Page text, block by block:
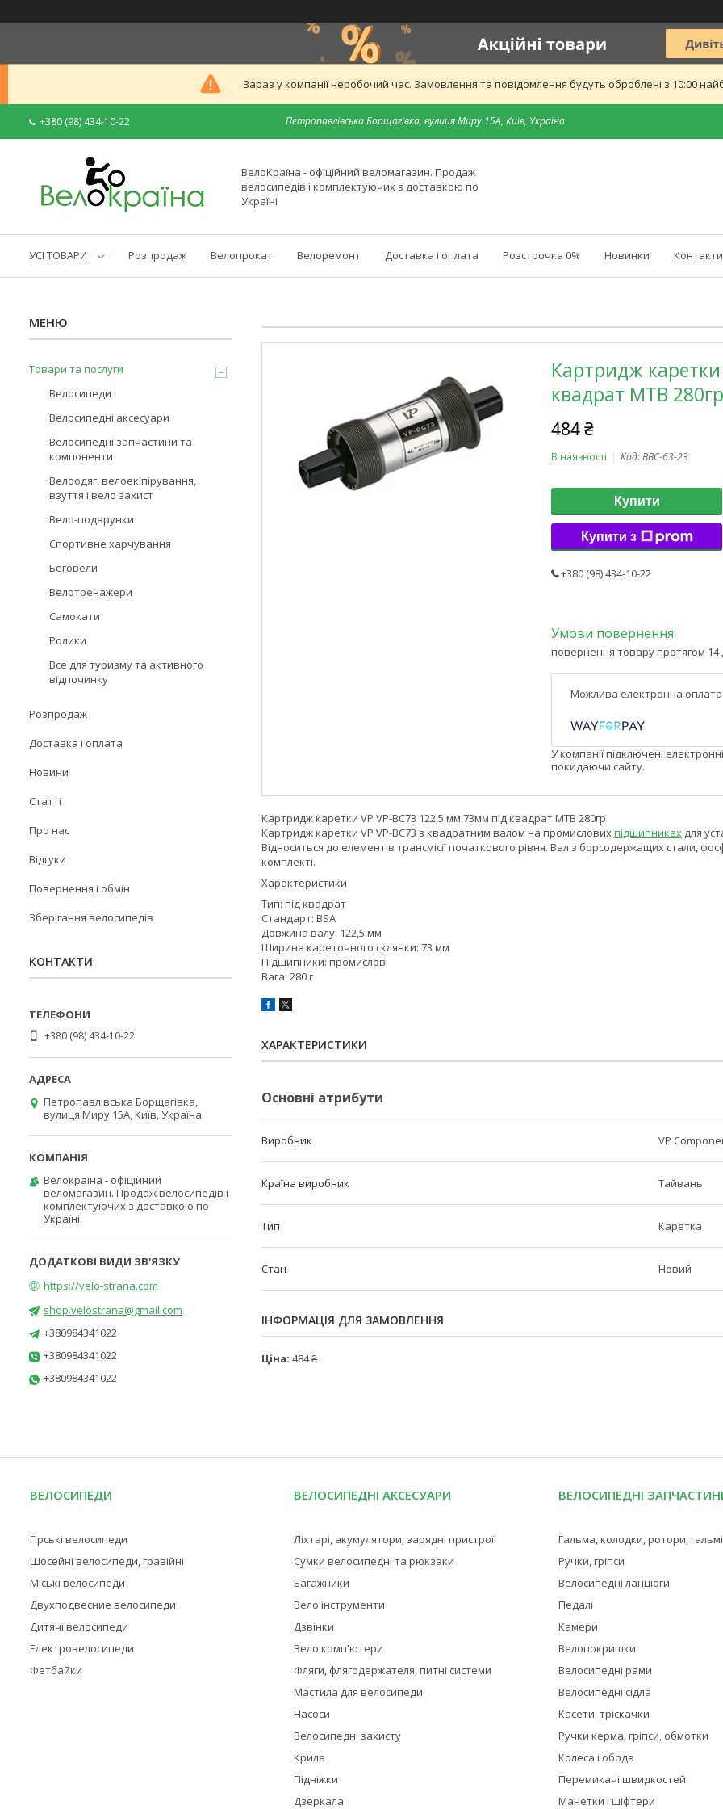
Зараз у компанії неробочий час. Замовлення та повідомлення будуть оброблені з 10:00
+380 (98) 434-10-22 Петропавлівська Борщагівка, вулиця Миру 15А, Київ, Україна
ВелоКраїна - офіційний веломагазин. Продаж
велосипедів і комплектуючих з доставкою по
Україні
УСІ ТОВАРИ Розпродаж Велопрокат Велоремонт Доставка і оплата Розстрочка 0% Новинки Контакти
Картридж
квадрат MTB 280гр
484 ₴
В наявності Код:BBC-63-23
Купити
Купити з
+380 (98) 434-10-22
повернення товару протягом 14
У компанії підключені
покидаючи сайту.
Картридж каретки VP VP-BC73 122,5 мм 73мм під квадрат MTB 280гр
Картридж каретки VP VP-BC73 з квадратним валом на промисловихпідшипниках для
Відноситься до елементів трансмісії початкового рівня. Вал з борсодержащих стали,
комплекті.
Характеристики
Тип: під квадрат
Стандарт: BSA
Довжина валу: 122,5 мм
Ширина кареточного склянки: 73 мм
Підшипники: промислові
Вага: 280 г
ХАРАКТЕРИСТИКИ
Основні атрибути
Виробник VP
Країна виробник Тайвань
Тип Каретка
Стан Новий
ІНФОРМАЦІЯ ДЛЯ ЗАМОВЛЕННЯ
Ціна: 484 ₴
Товари та послуги
Велосипеди
Велосипедні аксесуари
Велосипедні запчастини та
компоненти
Велоодяг, велоекіпірування,
взуття і вело захист
Вело-подарунки
Спортивне харчування
Беговели
Велотренажери
Самокати
Ролики
Все для туризму та активного
відпочинку
Розпродаж
Доставка і оплата
Новини
Статті
Про нас
Відгуки
Повернення і обмін
Зберігання велосипедів
КОНТАКТИ
+380 (98) 434-10-22
Петропавлівська Борщагівка,
вулиця Миру 15А, Київ, Україна
Велокраїна - офіційний
веломагазин. Продаж велосипедів і
комплектуючих з доставкою по
Україні
https://velo-strana.com
shop.velostrana@gmail.com
+380984341022
+380984341022
+380984341022
ВЕЛОСИПЕДИ
Гірські велосипеди
Шосейні велосипеди, гравійні
Міські велосипеди
Двухподвесние велосипеди
Дитячі велосипеди
Електровелосипеди
Фетбайки
ВЕЛОСИПЕДНІ АКСЕСУАРИ
Ліхтарі, акумулятори, зарядні пристрої
Сумки велосипедні та рюкзаки
Багажники
Вело інструменти
Дзвінки
Вело комп'ютери
Фляги, флягодержателя, питні системи
Мастила для велосипеди
Насоси
Велосипедні захисту
Крила
Підніжки
Дзеркала
ВЕЛОСИПЕДНІ
Гальма, колодки, ротори,
Ручки, гріпси
Велосипедні ланцюги
Педалі
Камери
Велопокришки
Велосипедні рами
Велосипедні сідла
Касети, тріскачки
Ручки керма, гріпси, обмотки
Колеса і обода
Перемикачі швидкостей
Манетки і шіфтери